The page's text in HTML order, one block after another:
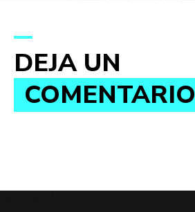
DEJA UN
COMENTARIO